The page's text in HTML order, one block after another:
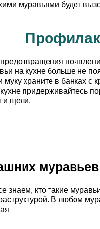
муравьями будет
на кухне больше не
муку храните в банках
придерживайтесь
и щели.
муравьев
кто такие
В любом